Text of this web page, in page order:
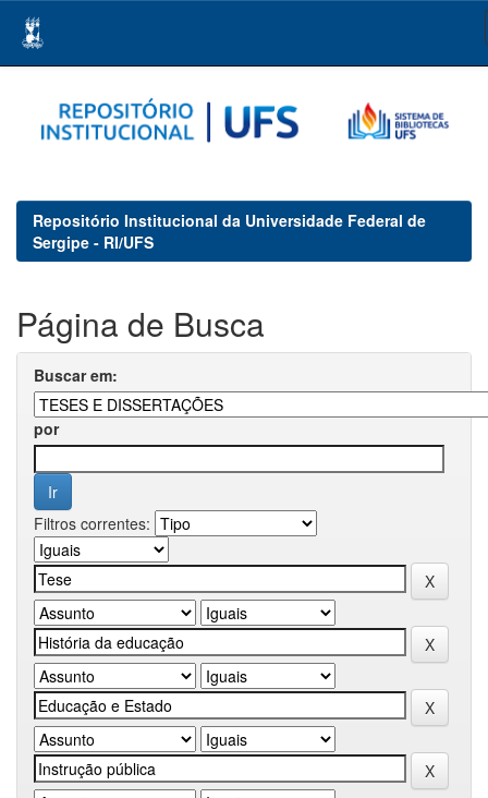
navigation
Repositório Institucional da Universidade Federal de
Sergipe - RI/UFS
Página de Busca
Buscar em:
por
Filtros correntes: